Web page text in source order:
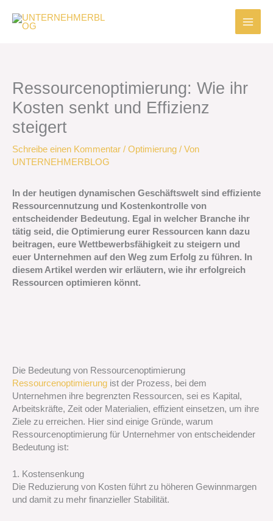
Inhalt
springen
Ressourcenoptimierung: Wie ihr
Kosten senkt und Effizienz
steigert
Schreibe einen Kommentar / Optimierung / Von
UNTERNEHMERBLOG
In der heutigen dynamischen Geschäftswelt sind effiziente
Ressourcennutzung und Kostenkontrolle von
entscheidender Bedeutung. Egal in welcher Branche ihr
tätig seid, die Optimierung eurer Ressourcen kann dazu
beitragen, eure Wettbewerbsfähigkeit zu steigern und
euer Unternehmen auf den Weg zum Erfolg zu führen. In
diesem Artikel werden wir erläutern, wie ihr erfolgreich
Ressourcen optimieren könnt.
Die Bedeutung von Ressourcenoptimierung
Ressourcenoptimierung ist der Prozess, bei dem
Unternehmen ihre begrenzten Ressourcen, sei es Kapital,
Arbeitskräfte, Zeit oder Materialien, effizient einsetzen, um ihre
Ziele zu erreichen. Hier sind einige Gründe, warum
Ressourcenoptimierung für Unternehmer von entscheidender
Bedeutung ist:
1. Kostensenkung
Die Reduzierung von Kosten führt zu höheren Gewinnmargen
und damit zu mehr finanzieller Stabilität.